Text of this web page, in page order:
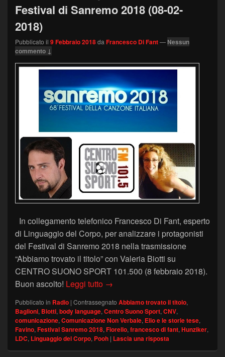
Festival di Sanremo 2018 (08-02-
2018)
Pubblicato il 9 Febbraio 2018da Francesco Di Fant— Nessun
commento ↓
In collegamento telefonico Francesco Di Fant, esperto
di Linguaggio del Corpo, per analizzare i protagonisti
del Festival di Sanremo 2018 nella trasmissione
“Abbiamo trovato il titolo” con Valeria Biotti su
CENTRO SUONO SPORT 101.500 (8 febbraio 2018).
Buon ascolto! Leggi tutto Centro Suono Sport – la CNV
→
Pubblicato in Radio | Contrassegnato Abbiamo trovato il titolo,
Baglioni, Biotti, body language, Centro Suono Sport, CNV,
comunicazione, Comunicazione Non Verbale, Elio e le storie tese,
Favino, Festival Sanremo 2018, Fiorello, francesco di fant, Hunziker,
LDC, Linguaggio del Corpo, Pooh | Lascia una risposta